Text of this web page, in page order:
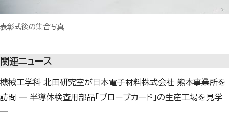
表彰式後の集合写真
関連ニュース
機械工学科 北田研究室が日本電子材料株式会社 熊本事業所を
訪問 ― 半導体検査用部品「プローブカード」の生産工場を見学
―